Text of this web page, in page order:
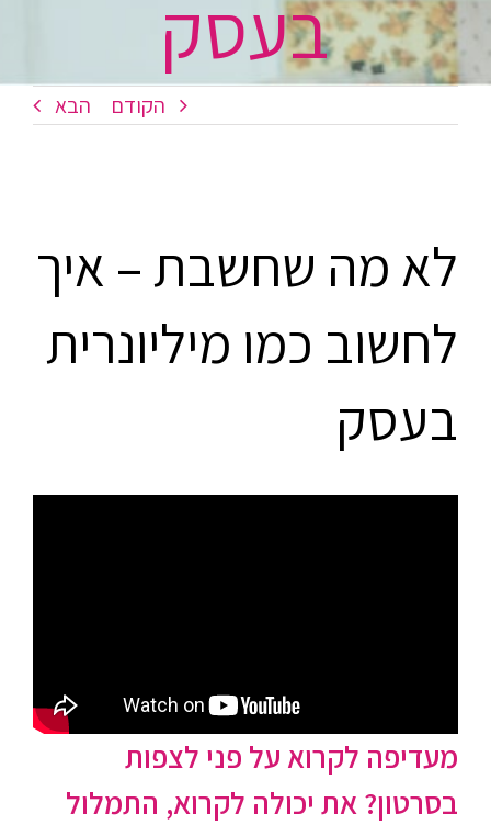
בעסק
הקודם הבא
לא מה שחשבת – איך
לחשוב כמו מיליונרית
בעסק
מעדיפה לקרוא על פני לצפות
בסרטון? את יכולה לקרוא, התמלול